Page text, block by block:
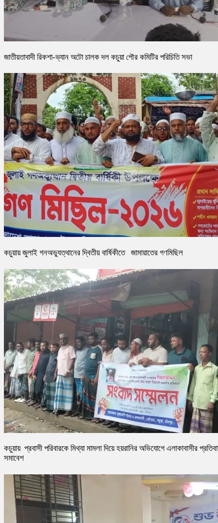
জাতীয়তাবাদী রিকশা-ভ্যান অটো চালক দল কচুয়া পৌর কমিটির পরিচিতি সভা
কচুয়ায় জুলাই গনঅভ্যুত্থানের দ্বিতীয় বার্ষিকীতে জামায়াতের গণমিছিল
কচুয়ায় প্রবাসী পরিবারকে মিথ্যা মামলা দিয়ে হয়রানির অভিযোগে এলাকাবাসীর
সমাবেশ